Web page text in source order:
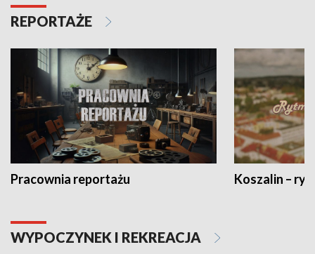
REPORTAŻE
Pracownia reportażu Koszalin –
WYPOCZYNEK I REKREACJA